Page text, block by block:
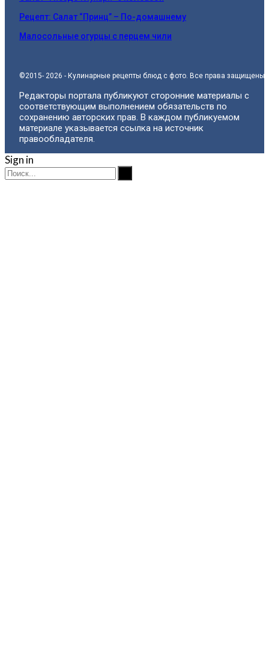
Рецепт: Салат “Принц” – По-домашнему
Малосольные огурцы с перцем чили
©2015- 2026 - Кулинарные рецепты блюд с фото. Все права защищены.
Редакторы портала публикуют сторонние материалы с
соответствующим выполнением обязательств по
сохранению авторских прав. В каждом публикуемом
материале указывается ссылка на источник
правообладателя.
Sign in